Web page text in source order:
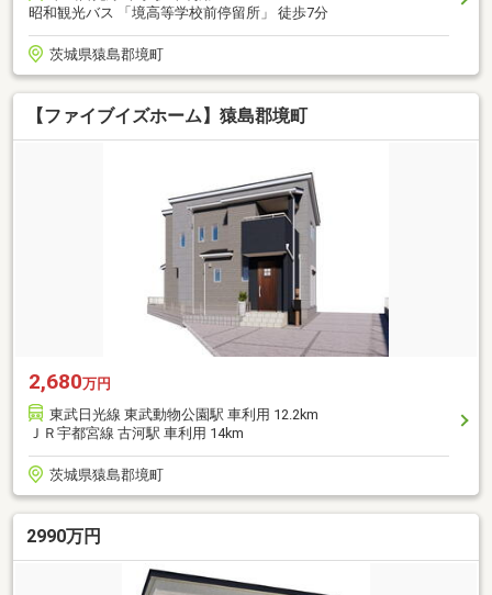
昭和観光バス 「境高等学校前停留所」 徒歩7分
茨城県猿島郡境町
【ファイブイズホーム】猿島郡境町
2,680万円
東武日光線 東武動物公園駅 車利用 12.2km
ＪＲ宇都宮線 古河駅 車利用 14km
茨城県猿島郡境町
2990万円